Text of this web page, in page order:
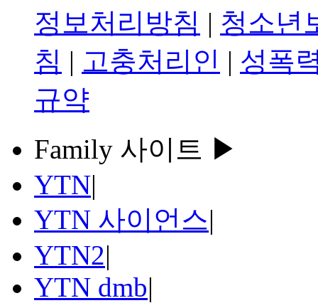
정보처리방침 | 청소년
침 | 고충처리인 | 성폭
규약
Family 사이트 ▶
YTN|
YTN 사이언스|
YTN2|
YTN dmb|